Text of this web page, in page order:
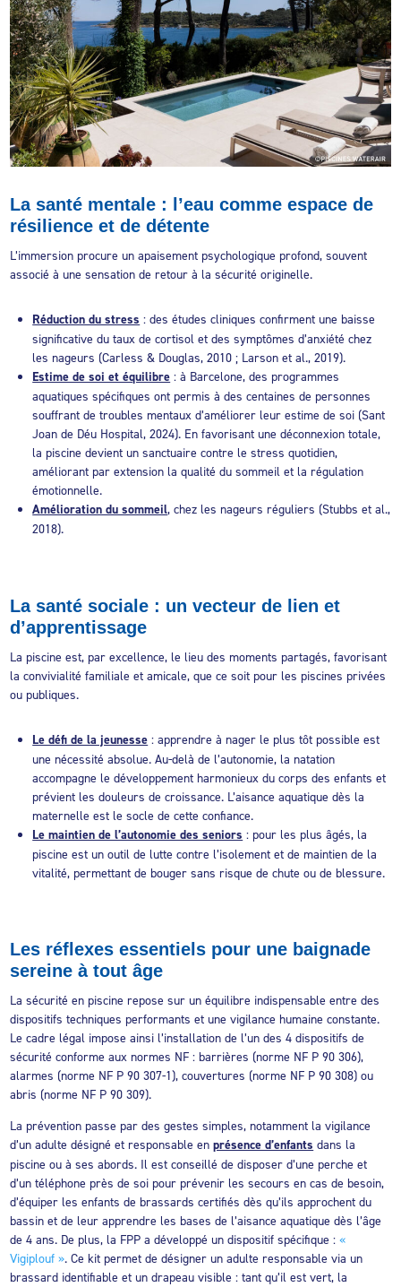
La santé mentale : l’eau comme espace de
résilience et de détente
L’immersion procure un apaisement psychologique profond, souvent
associé à une sensation de retour à la sécurité originelle.
Réduction du stress : des études cliniques confirment une baisse
significative du taux de cortisol et des symptômes d’anxiété chez
les nageurs (Carless & Douglas, 2010 ; Larson et al., 2019).
Estime de soi et équilibre : à Barcelone, des programmes
aquatiques spécifiques ont permis à des centaines de personnes
souffrant de troubles mentaux d’améliorer leur estime de soi (Sant
Joan de Déu Hospital, 2024). En favorisant une déconnexion totale,
la piscine devient un sanctuaire contre le stress quotidien,
améliorant par extension la qualité du sommeil et la régulation
émotionnelle.
Amélioration du sommeil, chez les nageurs réguliers (Stubbs et al.,
2018).
La santé sociale : un vecteur de lien et
d’apprentissage
La piscine est, par excellence, le lieu des moments partagés, favorisant
la convivialité familiale et amicale, que ce soit pour les piscines privées
ou publiques.
Le défi de la jeunesse : apprendre à nager le plus tôt possible est
une nécessité absolue. Au-delà de l’autonomie, la natation
accompagne le développement harmonieux du corps des enfants et
prévient les douleurs de croissance. L’aisance aquatique dès la
maternelle est le socle de cette confiance.
Le maintien de l’autonomie des seniors : pour les plus âgés, la
piscine est un outil de lutte contre l’isolement et de maintien de la
vitalité, permettant de bouger sans risque de chute ou de blessure.
Les réflexes essentiels pour une baignade
sereine à tout âge
La sécurité en piscine repose sur un équilibre indispensable entre des
dispositifs techniques performants et une vigilance humaine constante.
Le cadre légal impose ainsi l’installation de l’un des 4 dispositifs de
sécurité conforme aux normes NF : barrières (norme NF P 90 306),
alarmes (norme NF P 90 307-1), couvertures (norme NF P 90 308) ou
abris (norme NF P 90 309).
La prévention passe par des gestes simples, notamment la vigilance
d’un adulte désigné et responsable enprésence d’enfants dans la
piscine ou à ses abords. Il est conseillé de disposer d’une perche et
d’un téléphone près de soi pour prévenir les secours en cas de besoin,
d’équiper les enfants de brassards certifiés dès qu’ils approchent du
bassin et de leur apprendre les bases de l’aisance aquatique dès l’âge
de 4 ans. De plus, la FPP a développé un dispositif spécifique :«
Vigiplouf ». Ce kit permet de désigner un adulte responsable via un
brassard identifiable et un drapeau visible : tant qu’il est vert, la